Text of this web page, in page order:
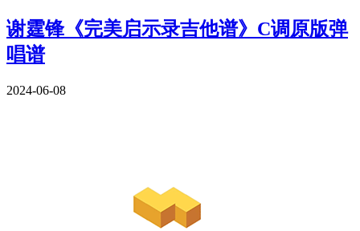
谢霆锋《完美启示录吉他谱》C调原版弹
唱谱
2024-06-08